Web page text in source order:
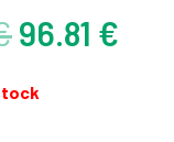
Le
prix
initial
était :
96.81 €Le